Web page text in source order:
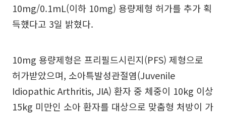
10mg/0.1mL(이하 10mg) 용량제형 허가를 추가 획
득했다고 3일 밝혔다.
10mg 용량제형은 프리필드시린지(PFS) 제형으로
허가받았으며, 소아특발성관절염(Juvenile
Idiopathic Arthritis, JIA) 환자 중 체중이 10kg 이상
15kg 미만인 소아 환자를 대상으로 맞춤형 처방이 가